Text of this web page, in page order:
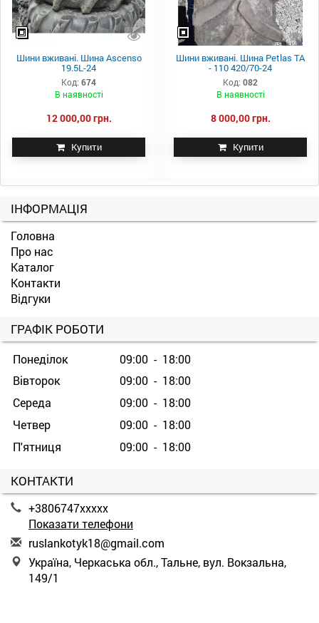
Шини вживані. Шина Ascenso
19.5L-24
Код: 674
В наявності
12 000,00 грн.
Купити
Шини вживані. Шина Petlas TA
- 110 420/70-24
Код: 082
В наявності
8 000,00 грн.
Купити
ІНФОРМАЦІЯ
Головна
Про нас
Каталог
Контакти
Відгуки
ГРАФІК РОБОТИ
Понеділок
09:00 - 18:00
Вівторок
09:00 - 18:00
Середа
09:00 - 18:00
Четвер
09:00 - 18:00
П'ятниця
09:00 - 18:00
КОНТАКТИ
+3806747xxxxx
Показати телефони
ruslankotyk18@gmail.com
Україна, Черкаська обл., Тальне, вул. Вокзальна,
149/1